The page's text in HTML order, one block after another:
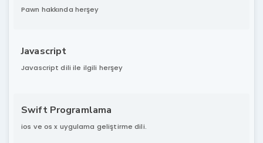
Pawn hakkında herşey
Javascript
Javascript dili ile ilgili herşey
Swift Programlama
ios ve os x uygulama geliştirme dili.